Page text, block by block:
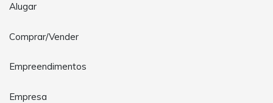
Alugar
Comprar/Vender
Empreendimentos
Empresa